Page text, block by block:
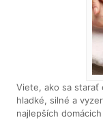
Viete, ako sa starať
hladké, silné a
najlepších